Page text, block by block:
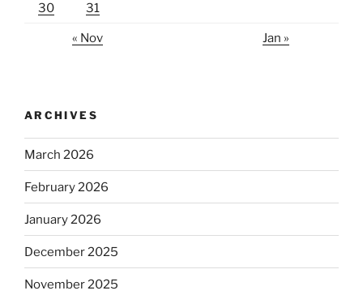
30 31
« Nov Jan »
ARCHIVES
March 2026
February 2026
January 2026
December 2025
November 2025